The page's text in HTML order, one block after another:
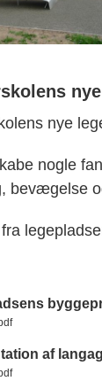
nye
nogle
bevægelse
af